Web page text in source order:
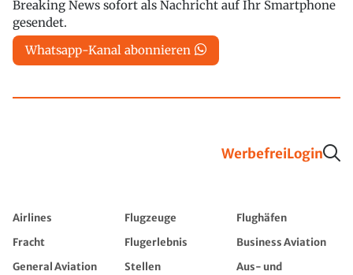
Breaking News sofort als Nachricht auf Ihr Smartphone
gesendet.
Whatsapp-Kanal abonnieren
WerbefreiLogin
Airlines Flugzeuge
Flughäfen
Fracht
Flugerlebnis
Business Aviation
General Aviation
Stellen
Aus- und